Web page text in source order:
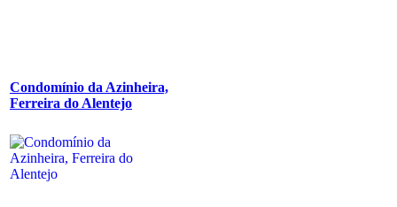
Condomínio da Azinheira,
Ferreira do Alentejo